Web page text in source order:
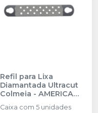
Refil para Lixa
Diamantada Ultracut
Colmeia - AMERICAN
BURRS
Caixa com 5 unidades